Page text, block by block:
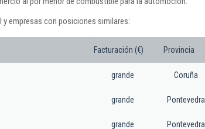
empresas con posiciones similares:
Facturación (€) Provincia
grande Coruña
grande Pontevedra
grande Pontevedra